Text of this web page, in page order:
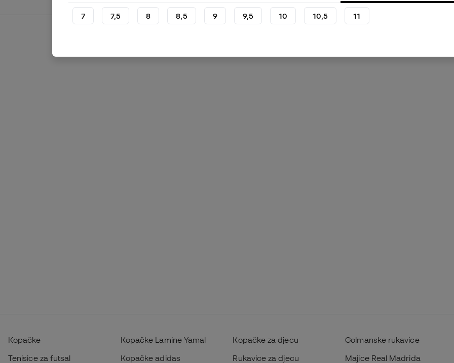
Kopačke
Tenisice za futsal
Kopačke Lamine Yamal
Kopačke adidas
Kopačke za djecu
Rukavice za djecu
Golmanske rukavice
Majice Real Madrida
7 7,5 8 8,5 9 9,5 10 10,5 11